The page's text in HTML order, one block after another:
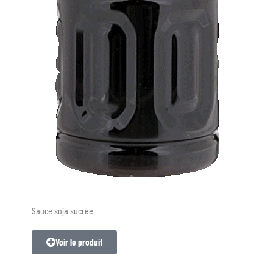
Sauce soja sucrée
Voir le produit